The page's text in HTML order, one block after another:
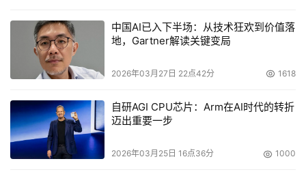
中国AI已入下半场：从技术狂欢到价值落
地，Gartner解读关键变局
2026年03月27日 22点42分 1618
自研AGI CPU芯片：Arm在AI时代的转折
迈出重要一步
2026年03月25日 16点36分 1000